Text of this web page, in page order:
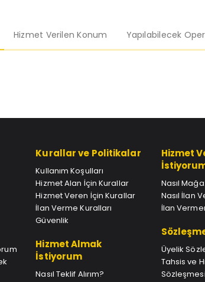
Hizmet Verilen Konum Yapılabilecek
Kurallar ve Politikalar
Kullanım Koşulları
Hizmet Alan İçin Kurallar
Hizmet Veren İçin Kurallar
İlan Verme Kuralları
Güvenlik
Hizmet Almak
İstiyorum
Nasıl Teklif Alırım?
Hizmet
Nasıl
Nasıl İlan
İlan
Üyelik
Tahsis ve
Sözleşmesi